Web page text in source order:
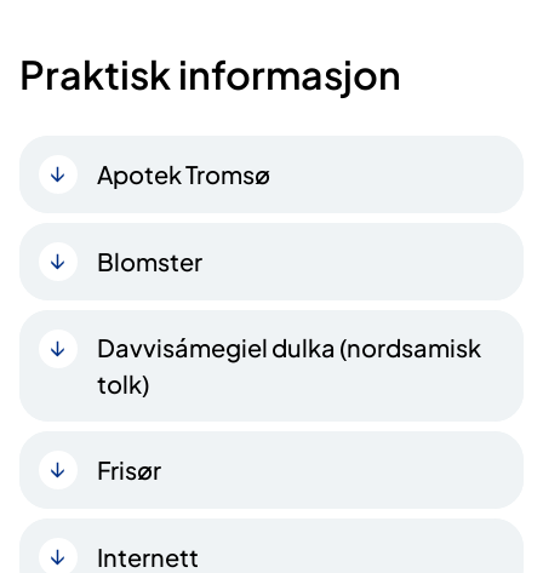
Praktisk informasjon
Apotek Tromsø
Blomster
Davvisámegiel dulka (nordsamisk
tolk)
Frisør
Internett